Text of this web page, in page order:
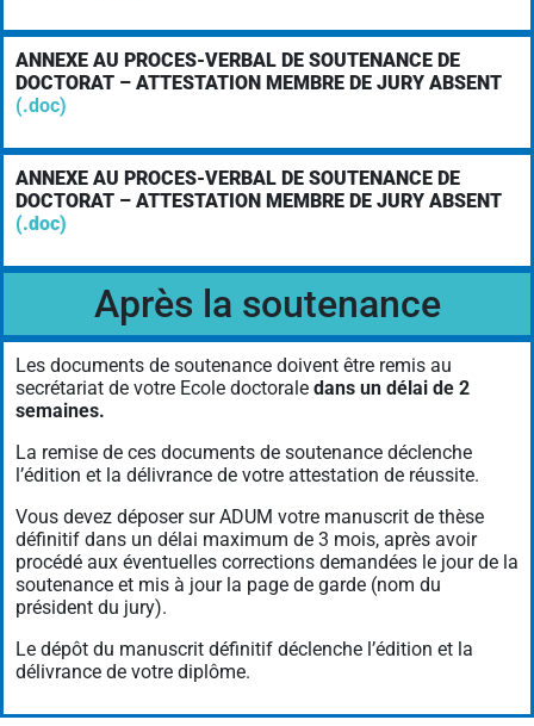
ANNEXE AU PROCES-VERBAL DE SOUTENANCE DE
DOCTORAT – ATTESTATION MEMBRE DE JURY ABSENT
(.doc)
ANNEXE AU PROCES-VERBAL DE SOUTENANCE DE
DOCTORAT – ATTESTATION MEMBRE DE JURY ABSENT
(.doc)
Après la soutenance
Les documents de soutenance doivent être remis au
secrétariat de votre Ecole doctorale dans un délai de 2
semaines.
La remise de ces documents de soutenance déclenche
l’édition et la délivrance de votre attestation de réussite.
Vous devez déposer sur ADUM votre manuscrit de thèse
définitif dans un délai maximum de 3 mois, après avoir
procédé aux éventuelles corrections demandées le jour de la
soutenance et mis à jour la page de garde (nom du
président du jury).
Le dépôt du manuscrit définitif déclenche l’édition et la
délivrance de votre diplôme.